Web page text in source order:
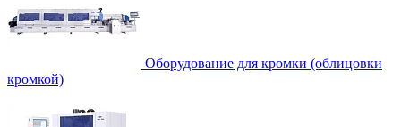
Оборудование для кромки (облицовки
кромкой)